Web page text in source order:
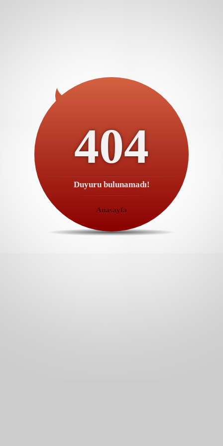
404
Duyuru bulunamadı!
Anasayfa